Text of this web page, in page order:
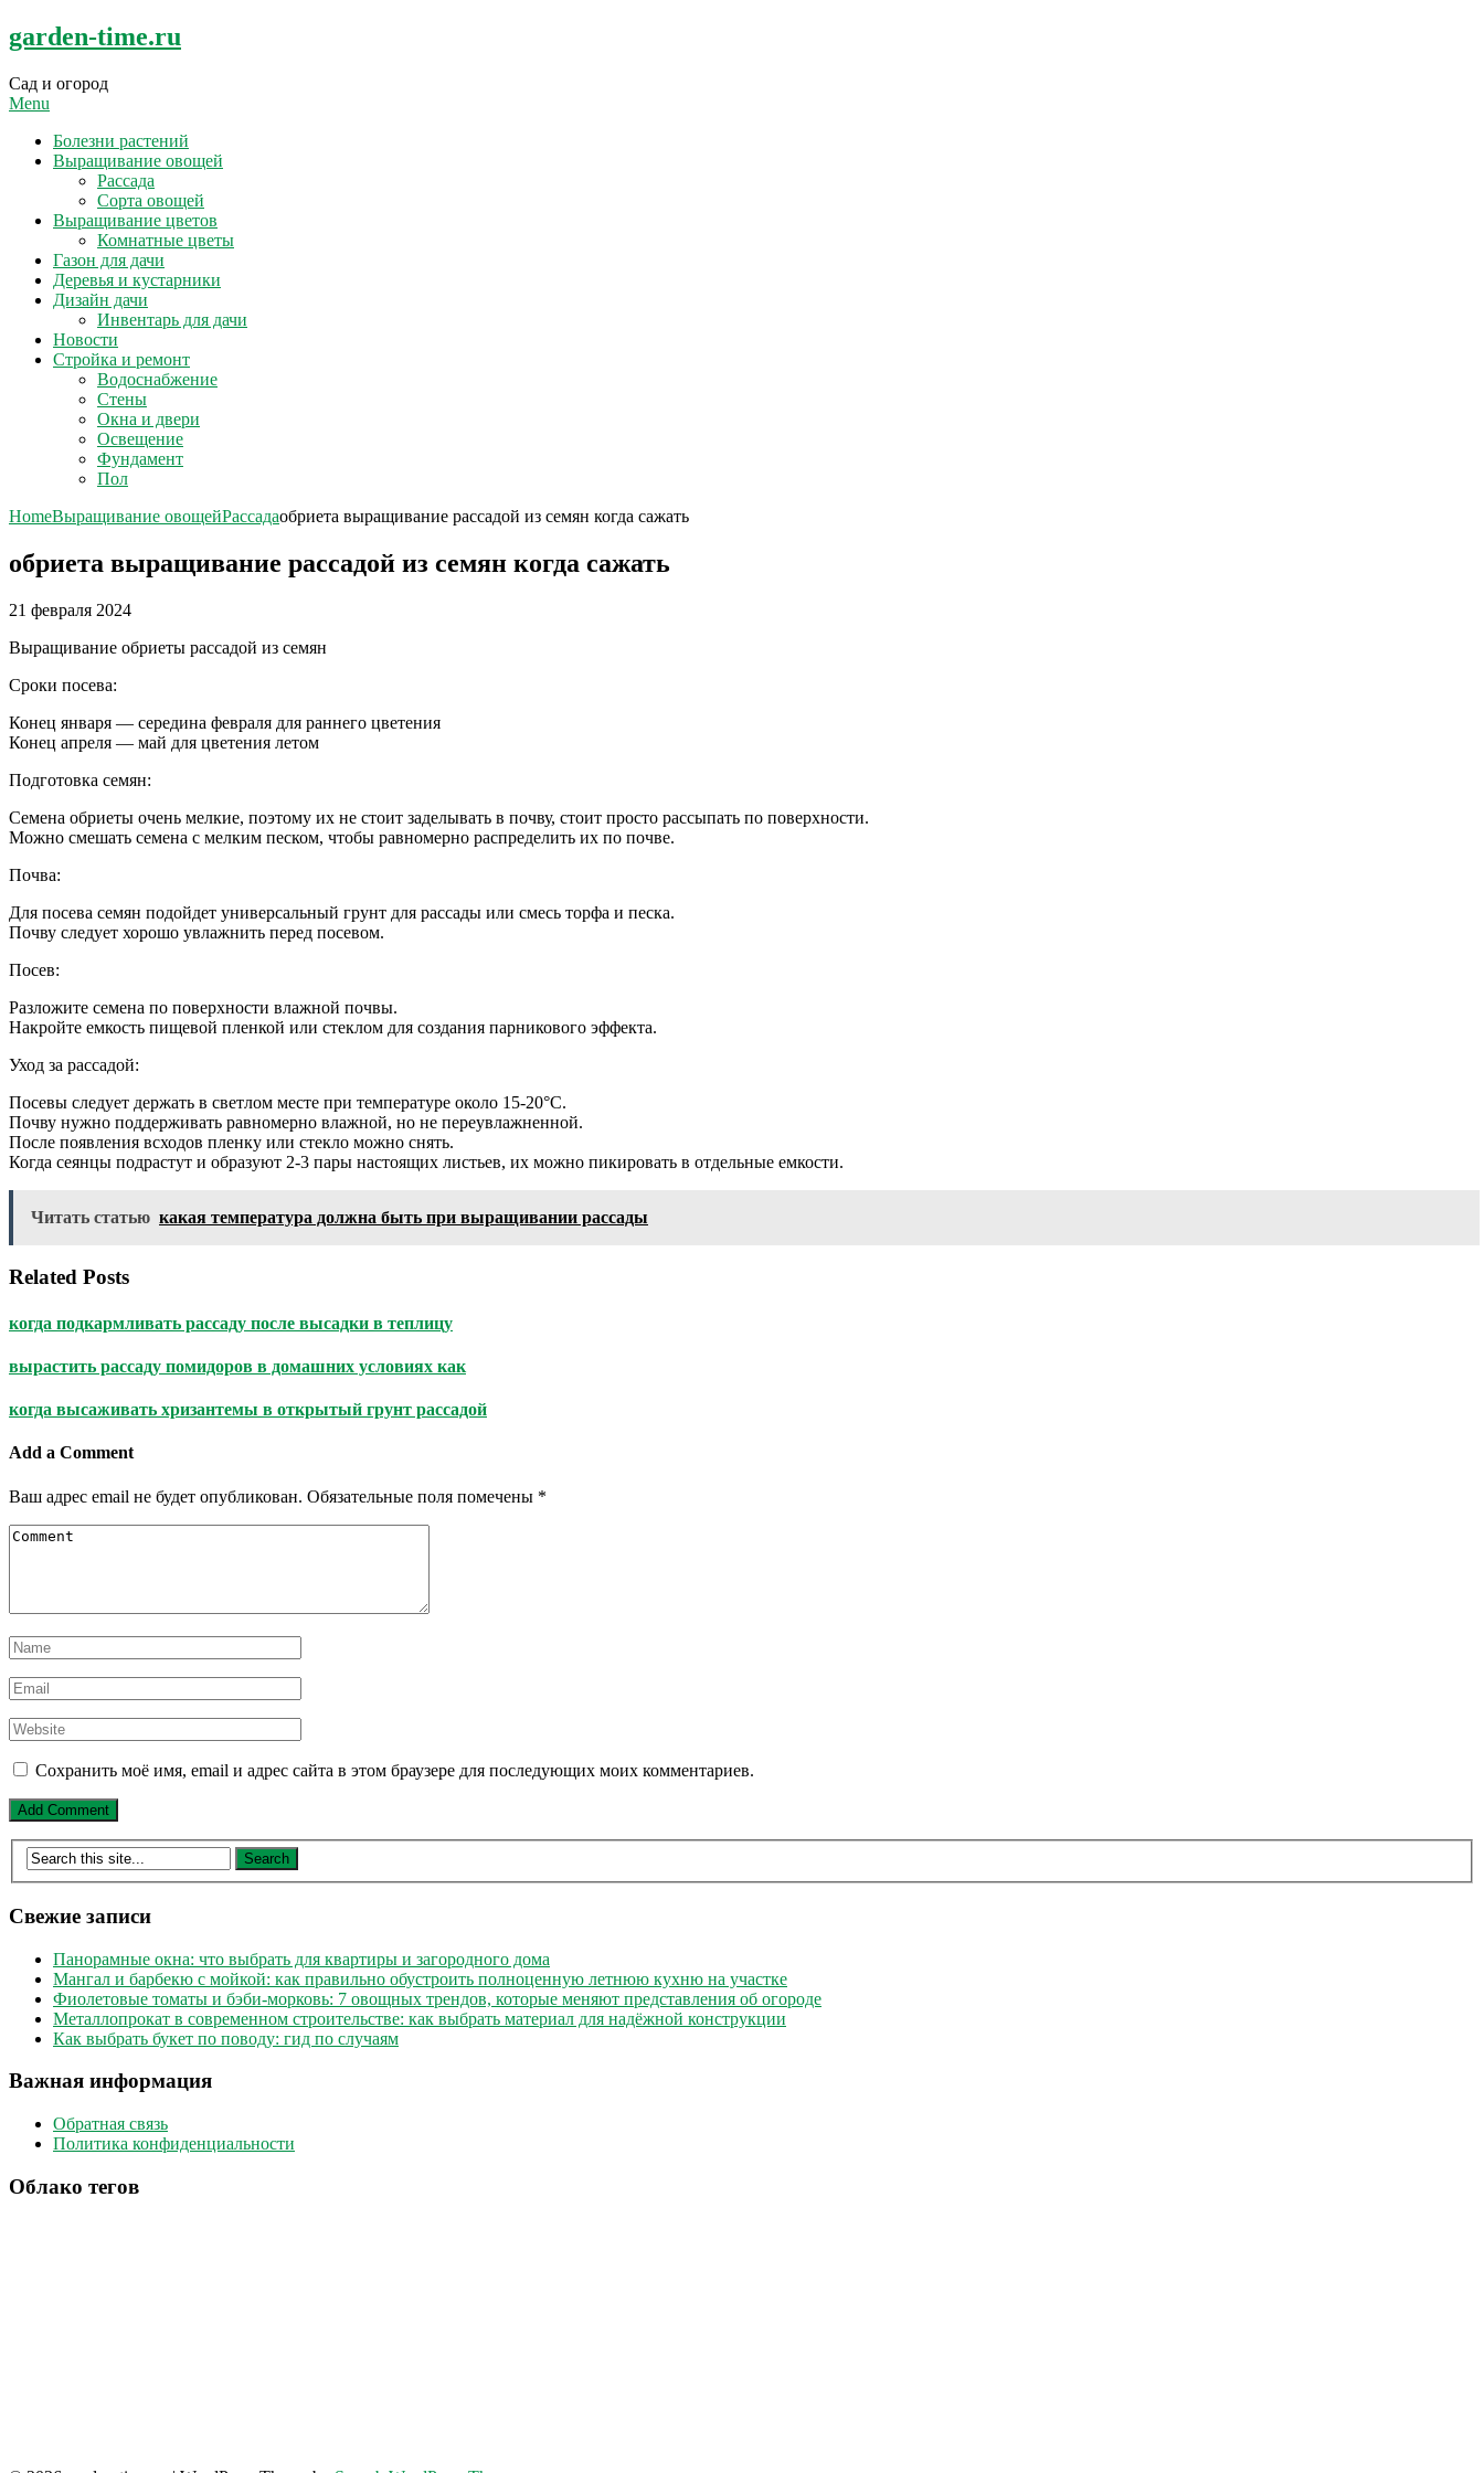
Skip
to
garden-time.ru
Сад и огород
Menu
Болезни растений
Выращивание овощей
Рассада
Сорта овощей
Выращивание цветов
Комнатные цветы
Газон для дачи
Деревья и кустарники
Дизайн дачи
Инвентарь для дачи
Новости
Стройка и ремонт
Водоснабжение
Стены
Окна и двери
Освещение
Фундамент
Пол
HomeВыращивание овощейРассадаобриета выращивание рассадой из семян когда сажать
обриета выращивание рассадой из семян когда сажать
21 февраля 2024
Выращивание обриеты рассадой из семян
Сроки посева:
Конец января — середина февраля для раннего цветения
Конец апреля — май для цветения летом
Подготовка семян:
Семена обриеты очень мелкие, поэтому их не стоит заделывать в почву, стоит просто рассыпать по поверхности.
Можно смешать семена с мелким песком, чтобы равномерно распределить их по почве.
Почва:
Для посева семян подойдет универсальный грунт для рассады или смесь торфа и песка.
Почву следует хорошо увлажнить перед посевом.
Посев:
Разложите семена по поверхности влажной почвы.
Накройте емкость пищевой пленкой или стеклом для создания парникового эффекта.
Уход за рассадой:
Посевы следует держать в светлом месте при температуре около 15-20°C.
Почву нужно поддерживать равномерно влажной, но не переувлажненной.
После появления всходов пленку или стекло можно снять.
Когда сеянцы подрастут и образуют 2-3 пары настоящих листьев, их можно пикировать в отдельные емкости.
Читать статью какая температура должна быть при выращивании рассады
Related Posts
когда подкармливать рассаду после высадки в теплицу
вырастить рассаду помидоров в домашних условиях как
когда высаживать хризантемы в открытый грунт рассадой
Add a Comment
Ваш адрес email не будет опубликован. Обязательные поля помечены *
Сохранить моё имя, email и адрес сайта в этом браузере для последующих моих комментариев.
Свежие записи
Панорамные окна: что выбрать для квартиры и загородного дома
Мангал и барбекю с мойкой: как правильно обустроить полноценную летнюю кухню на участке
Фиолетовые томаты и бэби-морковь: 7 овощных трендов, которые меняют представления об огороде
Металлопрокат в современном строительстве: как выбрать материал для надёжной конструкции
Как выбрать букет по поводу: гид по случаям
Важная информация
Обратная связь
Политика конфиденциальности
Облако тегов